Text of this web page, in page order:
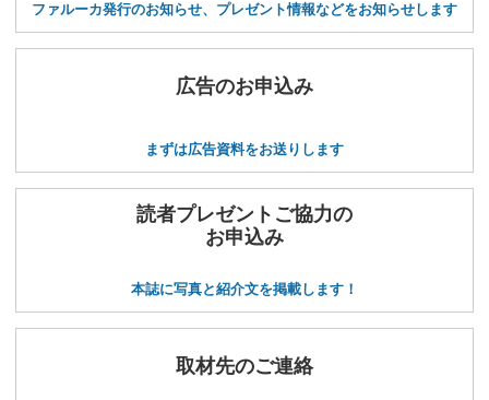
ファルーカ発行のお知らせ、プレゼント情報などをお知らせします
広告のお申込み
まずは広告資料をお送りします
読者プレゼントご協力の
お申込み
本誌に写真と紹介文を掲載します！
取材先のご連絡